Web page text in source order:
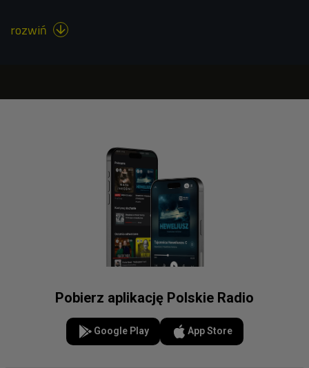
rozwiń 
Pobierz aplikację Polskie Radio
Google Play App Store